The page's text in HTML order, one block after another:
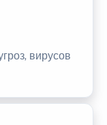
вирусов